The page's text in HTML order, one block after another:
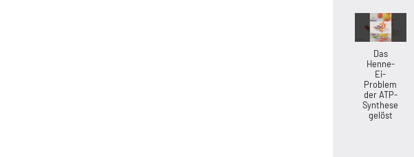
Das
Henne-
Ei-
Problem
der ATP-
Synthese
gelöst